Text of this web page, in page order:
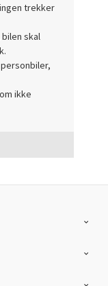
trekker
skal
ikke